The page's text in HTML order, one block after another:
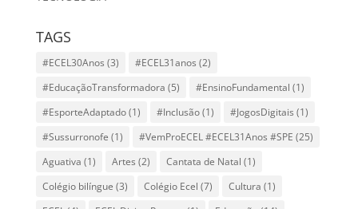
TAGS
#ECEL30Anos (3) #ECEL31anos (2)
#EducaçãoTransformadora (5) #EnsinoFundamental (1)
#EsporteAdaptado(1) #Inclusão(1) #JogosDigitais (1)
#Sussurronofe (1) #VemProECEL #ECEL31Anos #SPE (25)
Aguativa (1) Artes (2) Cantata de Natal (1)
Colégio bilíngue (3) Colégio Ecel (7) Cultura (1)